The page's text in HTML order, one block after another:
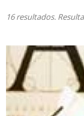
16 resultados.